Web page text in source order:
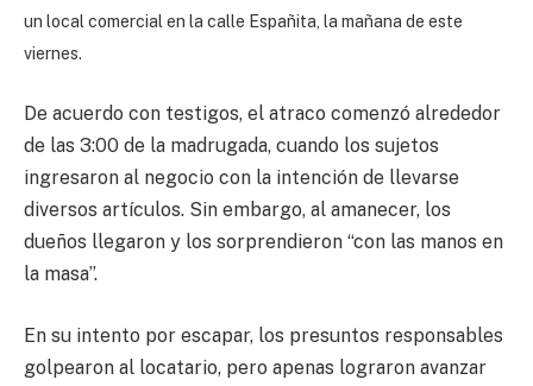
un local comercial en la calle Españita, la mañana de este
viernes.
De acuerdo con testigos, el atraco comenzó alrededor
de las 3:00 de la madrugada, cuando los sujetos
ingresaron al negocio con la intención de llevarse
diversos artículos. Sin embargo, al amanecer, los
dueños llegaron y los sorprendieron “con las manos en
la masa”.
En su intento por escapar, los presuntos responsables
golpearon al locatario, pero apenas lograron avanzar